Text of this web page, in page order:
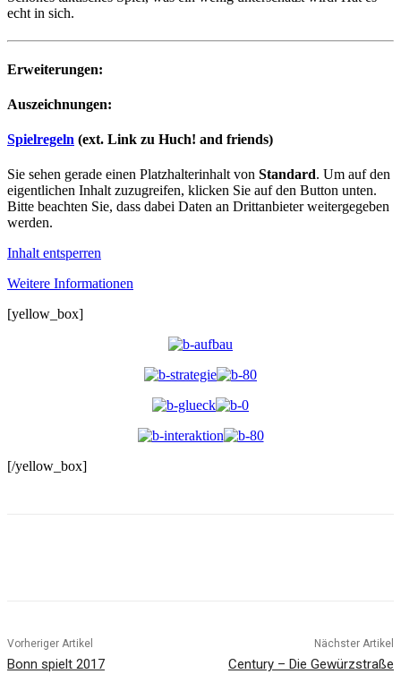
echt in sich.
Erweiterungen:
Auszeichnungen:
Spielregeln (ext. Link zu Huch! and friends)
Sie sehen gerade einen Platzhalterinhalt von Standard. Um auf den
eigentlichen Inhalt zuzugreifen, klicken Sie auf den Button unten.
Bitte beachten Sie, dass dabei Daten an Drittanbieter weitergegeben
werden.
Inhalt entsperren
Weitere Informationen
[yellow_box]
[/yellow_box]
Vorheriger Artikel
Bonn spielt 2017
Nächster Artikel
Century – Die Gewürzstraße